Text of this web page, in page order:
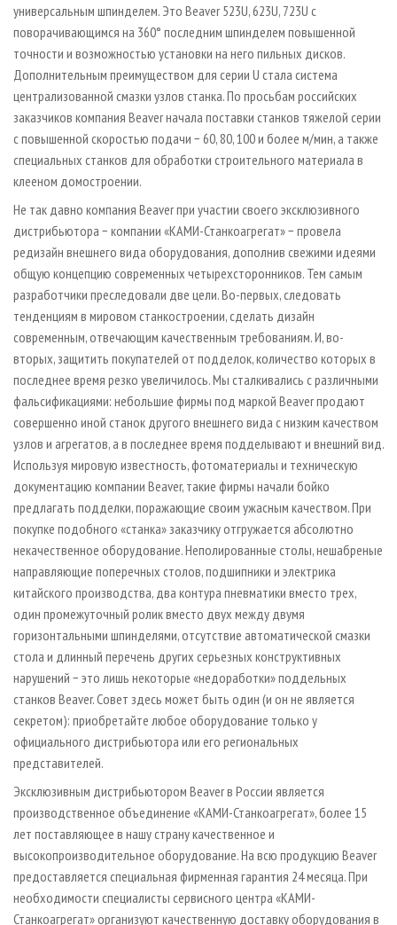
универсальным шпинделем. Это Beaver 523U, 623U, 723U с
поворачивающимся на 360° последним шпинделем повышенной
точности и возможностью установки на него пильных дисков.
Дополнительным преимуществом для серии U стала система
централизованной смазки узлов станка. По просьбам российских
заказчиков компания Beaver начала поставки станков тяжелой серии
с повышенной скоростью подачи − 60, 80, 100 и более м/мин, а также
специальных станков для обработки строительного материала в
клееном домостроении.
Не так давно компания Beaver при участии своего эксклюзивного
дистрибьютора − компании «КАМИ-Станкоагрегат» − провела
редизайн внешнего вида оборудования, дополнив свежими идеями
общую концепцию современных четырехсторонников. Тем самым
разработчики преследовали две цели. Во-первых, следовать
тенденциям в мировом станкостроении, сделать дизайн
современным, отвечающим качественным требованиям. И, во-
вторых, защитить покупателей от подделок, количество которых в
последнее время резко увеличилось. Мы сталкивались с различными
фальсификациями: небольшие фирмы под маркой Beaver продают
совершенно иной станок другого внешнего вида с низким качеством
узлов и агрегатов, а в последнее время подделывают и внешний вид.
Используя мировую известность, фотоматериалы и техническую
документацию компании Beaver, такие фирмы начали бойко
предлагать подделки, поражающие своим ужасным качеством. При
покупке подобного «станка» заказчику отгружается абсолютно
некачественное оборудование. Неполированные столы, нешабреные
направляющие поперечных столов, подшипники и электрика
китайского производства, два контура пневматики вместо трех,
один промежуточный ролик вместо двух между двумя
горизонтальными шпинделями, отсутствие автоматической смазки
стола и длинный перечень других серьезных конструктивных
нарушений − это лишь некоторые «недоработки» поддельных
станков Beaver. Совет здесь может быть один (и он не является
секретом): приобретайте любое оборудование только у
официального дистрибьютора или его региональных
представителей.
Эксклюзивным дистрибьютором Beaver в России является
производственное объединение «КАМИ-Станкоагрегат», более 15
лет поставляющее в нашу страну качественное и
высокопроизводительное оборудование. На всю продукцию Beaver
предоставляется специальная фирменная гарантия 24 месяца. При
необходимости специалисты сервисного центра «КАМИ-
Станкоагрегат» организуют качественную доставку оборудования в